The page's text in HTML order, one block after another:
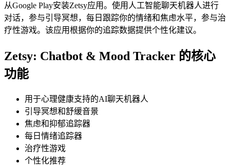
从Google Play安装Zetsy应用。使用人工智能聊天机器人进行
对话，参与引导冥想，每日跟踪你的情绪和焦虑水平，参与治
疗性游戏。该应用根据你的追踪数据提供个性化建议。
Zetsy: Chatbot & Mood Tracker 的核心
功能
用于心理健康支持的AI聊天机器人
引导冥想和舒缓音景
焦虑和抑郁追踪器
每日情绪追踪器
治疗性游戏
个性化推荐